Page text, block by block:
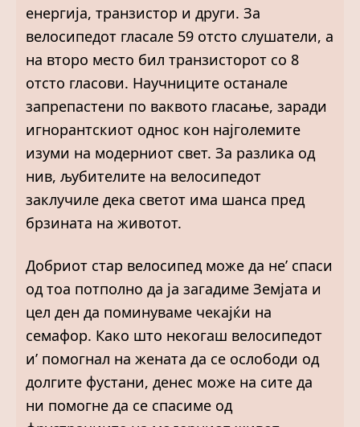
енергија, транзистор и други. За
велосипедот гласале 59 отсто слушатели, а
на второ место бил транзисторот со 8
отсто гласови. Научниците останале
запрепастени по ваквото гласање, заради
игнорантскиот однос кон најголемите
изуми на модерниот свет. За разлика од
нив, љубителите на велосипедот
заклучиле дека светот има шанса пред
брзината на животот.
Добриот стар велосипед може да не’ спаси
од тоа потполно да ја загадиме Земјата и
цел ден да поминуваме чекајќи на
семафор. Како што некогаш велосипедот
и’ помогнал на жената да се ослободи од
долгите фустани, денес може на сите да
ни помогне да се спасиме од